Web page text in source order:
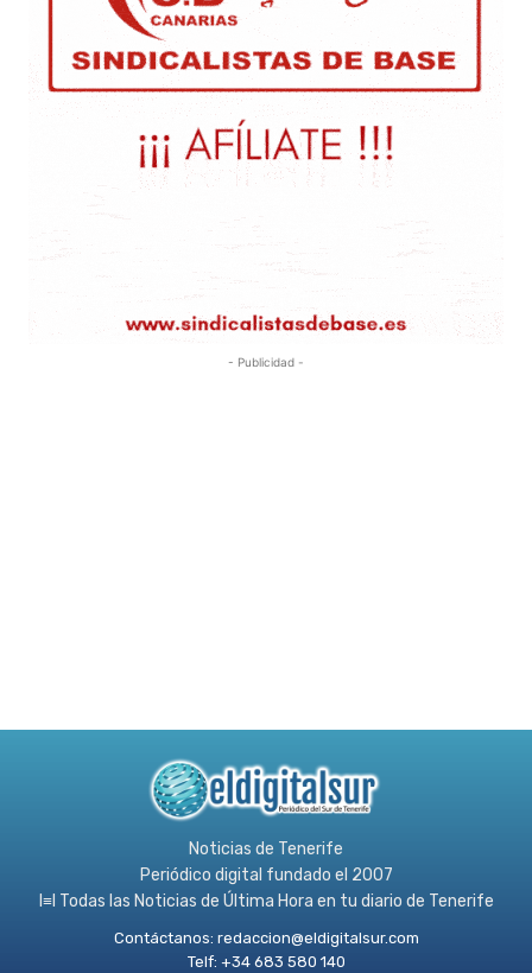
- Publicidad -
Noticias de Tenerife
Periódico digital fundado el 2007
l≡l Todas las Noticias de Última Hora en tu diario de Tenerife
Contáctanos: redaccion@eldigitalsur.com
Telf: +34 683 580 140